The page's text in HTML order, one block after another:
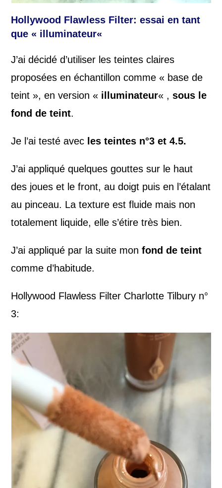
Hollywood Flawless Filter: essai en tant
que « illuminateur«
J’ai décidé d’utiliser les teintes claires
proposées en échantillon comme « base de
teint », en version « illuminateur« ,sous le
fond de teint.
Je l’ai testé avec les teintes n°3 et 4.5.
J’ai appliqué quelques gouttes sur le haut
des joues et le front, au doigt puis en l’étalant
au pinceau. La texture est fluide mais non
totalement liquide, elle s’étire très bien.
J’ai appliqué par la suite monfond de teint
comme d’habitude.
Hollywood Flawless Filter Charlotte Tilbury n°
3: